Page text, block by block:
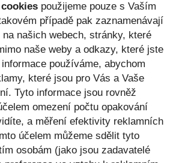
použijeme pouze s Vaším
případě pak zaznamenávají
našich webech, stránky, které
naše weby a odkazy, které jste
používáme, abychom
které jsou pro Vás a Vaše
Tyto informace jsou rovněž
omezení počtu opakování
a měření efektivity reklamních
účelem můžeme sdělit tyto
osobám (jako jsou zadavatelé